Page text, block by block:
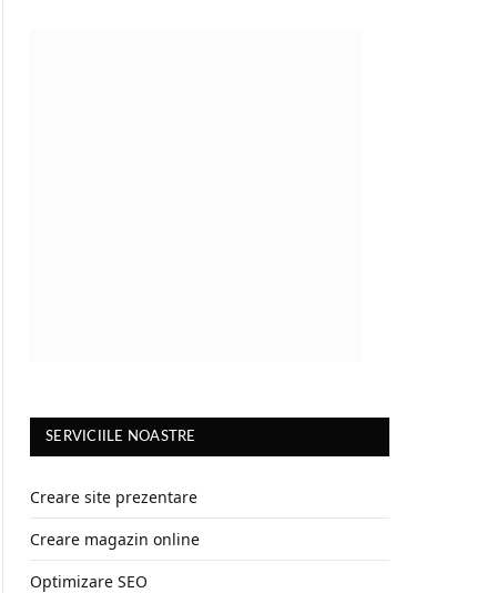
SERVICIILE NOASTRE
Creare site prezentare
Creare magazin online
Optimizare SEO